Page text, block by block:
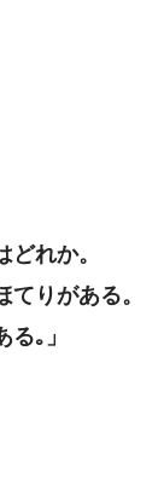
れか。
りがある。
｡」